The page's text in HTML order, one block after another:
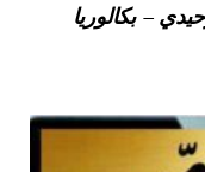
– بكالوريا